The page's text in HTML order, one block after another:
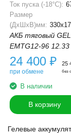
Ток пуска (-18°С):
Размер
(ДхШхВ)мм:
АКБ тяговый
EMTG12-96 12.33
24 400 ₽
при обмене
25
без
В наличии
В корзину
Гелевые